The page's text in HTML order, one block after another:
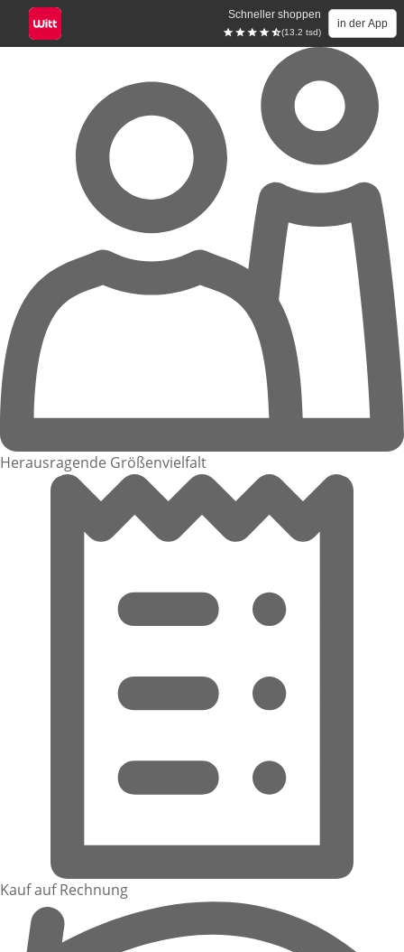
Schneller shoppen
(13.2 tsd)
in der App
Herausragende Größenvielfalt
Kauf auf Rechnung